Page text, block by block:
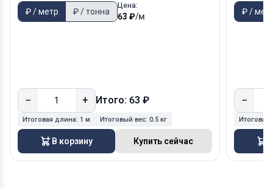
₽ / метр
₽ / тонна
Цена:
63 ₽/м
− + Итого: 63 ₽
Итоговая длина: 1 м Итоговый вес: 0.5 кг
В корзину Купить сейчас
₽ /
−